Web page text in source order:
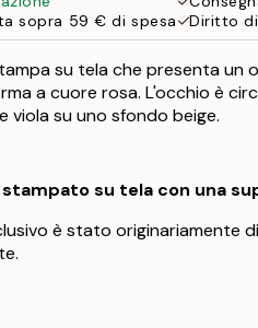
sopra 59 € di spesa
Diritto
su tela che presenta un
a cuore rosa. L'occhio è
viola su uno sfondo beige.
su tela con una
è stato originariamente